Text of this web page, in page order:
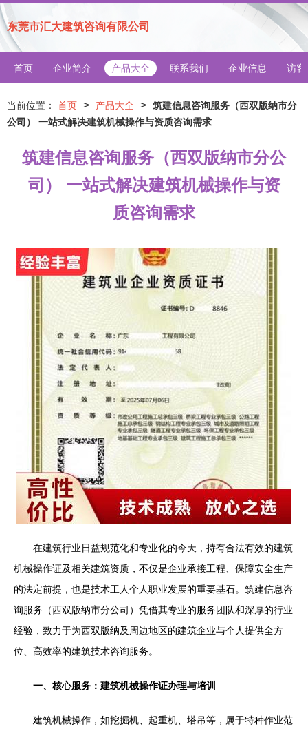
东莞市汇大建筑咨询有限公司
首页 企业简介 产品大全 联系我们 企业信息 访客
当前位置： 首页 > 产品大全 > 筑建信息咨询服务（西双版纳市分
公司） 一站式解决建筑机械操作与资质咨询需求
筑建信息咨询服务（西双版纳市分公
司） 一站式解决建筑机械操作与资
质咨询需求
在建筑行业日益规范化和专业化的今天，持有合法有效的建筑
机械操作证及相关建筑资质，不仅是企业承接工程、保障安全生产
的法定前提，也是技术工人个人职业发展的重要基石。筑建信息咨
询服务（西双版纳市分公司）凭借其专业的服务团队和深厚的行业
经验，致力于为西双版纳及周边地区的建筑企业与个人提供全方
位、高效率的建筑技术咨询服务。
一、核心服务：建筑机械操作证办理与培训
建筑机械操作，如挖掘机、起重机、塔吊等，属于特种作业范